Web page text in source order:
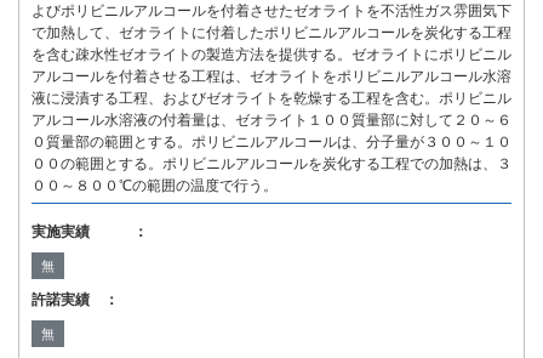
よびポリビニルアルコールを付着させたゼオライトを不活性ガス雰囲気下
で加熱して、ゼオライトに付着したポリビニルアルコールを炭化する工程
を含む疎水性ゼオライトの製造方法を提供する。ゼオライトにポリビニル
アルコールを付着させる工程は、ゼオライトをポリビニルアルコール水溶
液に浸漬する工程、およびゼオライトを乾燥する工程を含む。ポリビニル
アルコール水溶液の付着量は、ゼオライト１００質量部に対して２０～６
０質量部の範囲とする。ポリビニルアルコールは、分子量が３００～１０
００の範囲とする。ポリビニルアルコールを炭化する工程での加熱は、３
００～８００℃の範囲の温度で行う。
実施実績 ：
無
許諾実績 ：
無